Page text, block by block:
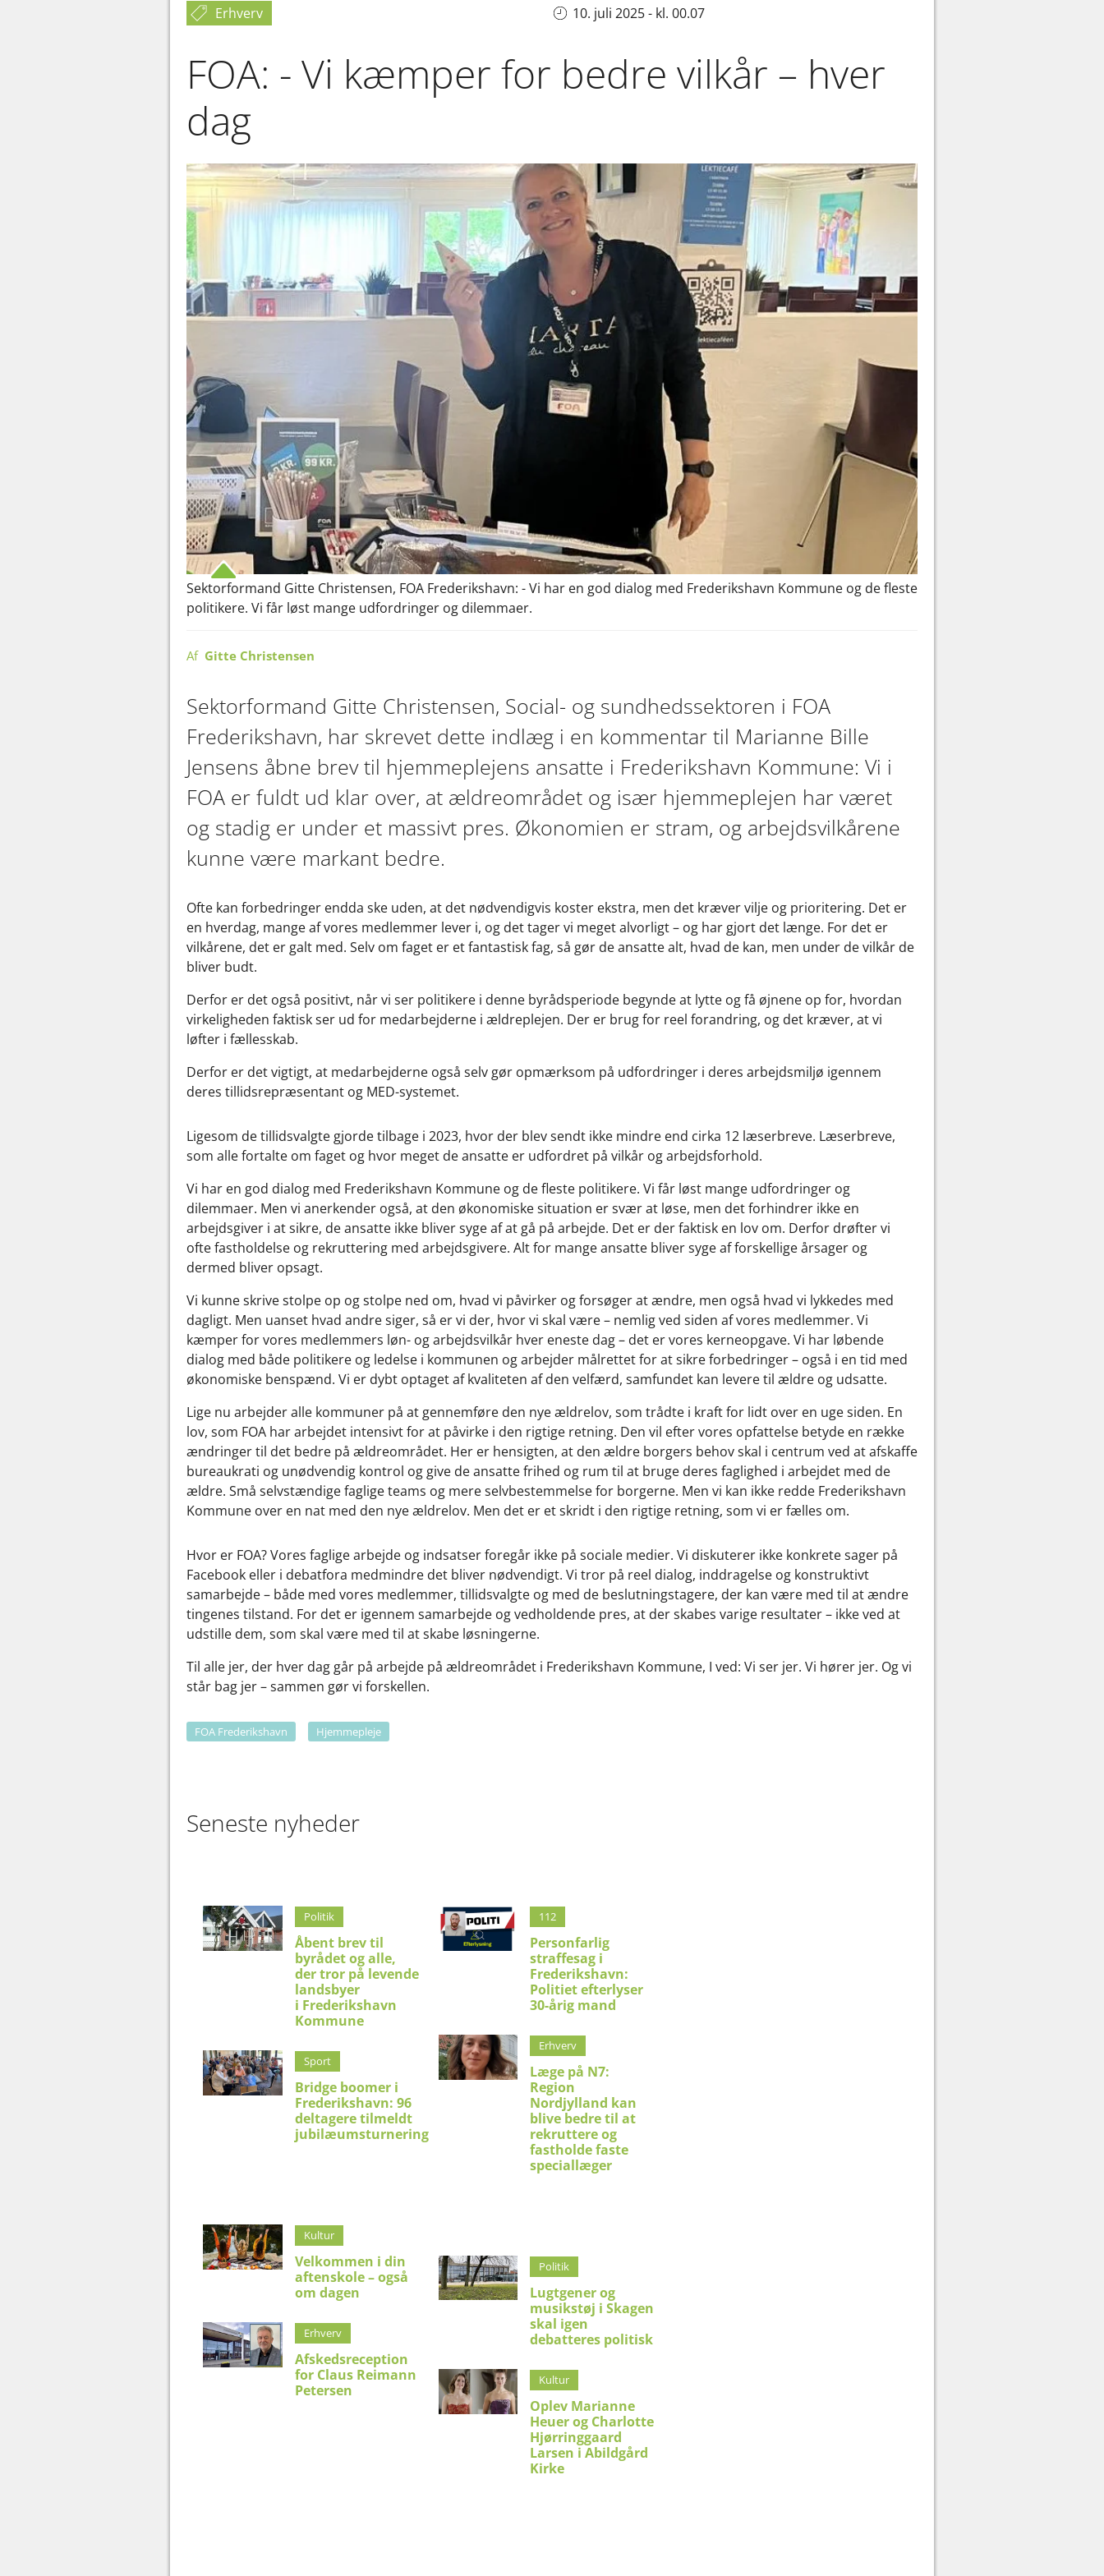
Erhverv 10. juli 2025 - kl. 00.07
FOA: - Vi kæmper for bedre vilkår – hver
dag
Sektorformand Gitte Christensen, FOA Frederikshavn: - Vi har en god dialog med Frederikshavn Kommune og de fleste
politikere. Vi får løst mange udfordringer og dilemmaer.
Af Gitte Christensen
Sektorformand Gitte Christensen, Social- og sundhedssektoren i FOA
Frederikshavn, har skrevet dette indlæg i en kommentar til Marianne Bille
Jensens åbne brev til hjemmeplejens ansatte i Frederikshavn Kommune: Vi i
FOA er fuldt ud klar over, at ældreområdet og især hjemmeplejen har været
og stadig er under et massivt pres. Økonomien er stram, og arbejdsvilkårene
kunne være markant bedre.
Ofte kan forbedringer endda ske uden, at det nødvendigvis koster ekstra, men det kræver vilje og prioritering. Det er
en hverdag, mange af vores medlemmer lever i, og det tager vi meget alvorligt – og har gjort det længe. For det er
vilkårene, det er galt med. Selv om faget er et fantastisk fag, så gør de ansatte alt, hvad de kan, men under de vilkår de
bliver budt.
Derfor er det også positivt, når vi ser politikere i denne byrådsperiode begynde at lytte og få øjnene op for, hvordan
virkeligheden faktisk ser ud for medarbejderne i ældreplejen. Der er brug for reel forandring, og det kræver, at vi
løfter i fællesskab.
Derfor er det vigtigt, at medarbejderne også selv gør opmærksom på udfordringer i deres arbejdsmiljø igennem
deres tillidsrepræsentant og MED-systemet.
Ligesom de tillidsvalgte gjorde tilbage i 2023, hvor der blev sendt ikke mindre end cirka 12 læserbreve. Læserbreve,
som alle fortalte om faget og hvor meget de ansatte er udfordret på vilkår og arbejdsforhold.
Vi har en god dialog med Frederikshavn Kommune og de fleste politikere. Vi får løst mange udfordringer og
dilemmaer. Men vi anerkender også, at den økonomiske situation er svær at løse, men det forhindrer ikke en
arbejdsgiver i at sikre, de ansatte ikke bliver syge af at gå på arbejde. Det er der faktisk en lov om. Derfor drøfter vi
ofte fastholdelse og rekruttering med arbejdsgivere. Alt for mange ansatte bliver syge af forskellige årsager og
dermed bliver opsagt.
Vi kunne skrive stolpe op og stolpe ned om, hvad vi påvirker og forsøger at ændre, men også hvad vi lykkedes med
dagligt. Men uanset hvad andre siger, så er vi der, hvor vi skal være – nemlig ved siden af vores medlemmer. Vi
kæmper for vores medlemmers løn- og arbejdsvilkår hver eneste dag – det er vores kerneopgave. Vi har løbende
dialog med både politikere og ledelse i kommunen og arbejder målrettet for at sikre forbedringer – også i en tid med
økonomiske benspænd. Vi er dybt optaget af kvaliteten af den velfærd, samfundet kan levere til ældre og udsatte.
Lige nu arbejder alle kommuner på at gennemføre den nye ældrelov, som trådte i kraft for lidt over en uge siden. En
lov, som FOA har arbejdet intensivt for at påvirke i den rigtige retning. Den vil efter vores opfattelse betyde en række
ændringer til det bedre på ældreområdet. Her er hensigten, at den ældre borgers behov skal i centrum ved at afskaffe
bureaukrati og unødvendig kontrol og give de ansatte frihed og rum til at bruge deres faglighed i arbejdet med de
ældre. Små selvstændige faglige teams og mere selvbestemmelse for borgerne. Men vi kan ikke redde Frederikshavn
Kommune over en nat med den nye ældrelov. Men det er et skridt i den rigtige retning, som vi er fælles om.
Hvor er FOA? Vores faglige arbejde og indsatser foregår ikke på sociale medier. Vi diskuterer ikke konkrete sager på
Facebook eller i debatfora medmindre det bliver nødvendigt. Vi tror på reel dialog, inddragelse og konstruktivt
samarbejde – både med vores medlemmer, tillidsvalgte og med de beslutningstagere, der kan være med til at ændre
tingenes tilstand. For det er igennem samarbejde og vedholdende pres, at der skabes varige resultater – ikke ved at
udstille dem, som skal være med til at skabe løsningerne.
Til alle jer, der hver dag går på arbejde på ældreområdet i Frederikshavn Kommune, I ved: Vi ser jer. Vi hører jer. Og vi
står bag jer – sammen gør vi forskellen.
FOA Frederikshavn Hjemmepleje
Seneste nyheder
Politik
Åbent brev til
byrådet og alle,
der tror på levende
landsbyer
i Frederikshavn
Kommune
Sport
Bridge boomer i
Frederikshavn: 96
deltagere tilmeldt
jubilæumsturnering
Kultur
Velkommen i din
aftenskole – også
om dagen
Erhverv
Afskedsreception
for Claus Reimann
Petersen
112
Personfarlig
straffesag i
Frederikshavn:
Politiet efterlyser
30-årig mand
Erhverv
Læge på N7:
Region
Nordjylland kan
blive bedre til at
rekruttere og
fastholde faste
speciallæger
Politik
Lugtgener og
musikstøj i Skagen
skal igen
debatteres politisk
Kultur
Oplev Marianne
Heuer og Charlotte
Hjørringgaard
Larsen i Abildgård
Kirke